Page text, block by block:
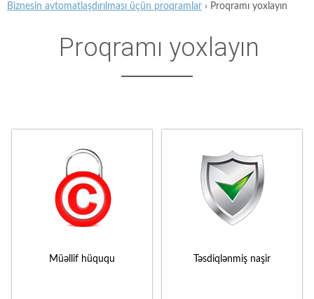
Biznesin avtomatlaşdırılması üçün proqramlar › Proqramı yoxlayın
Proqramı yoxlayın
Müəllif hüququ Təsdiqlənmiş naşir